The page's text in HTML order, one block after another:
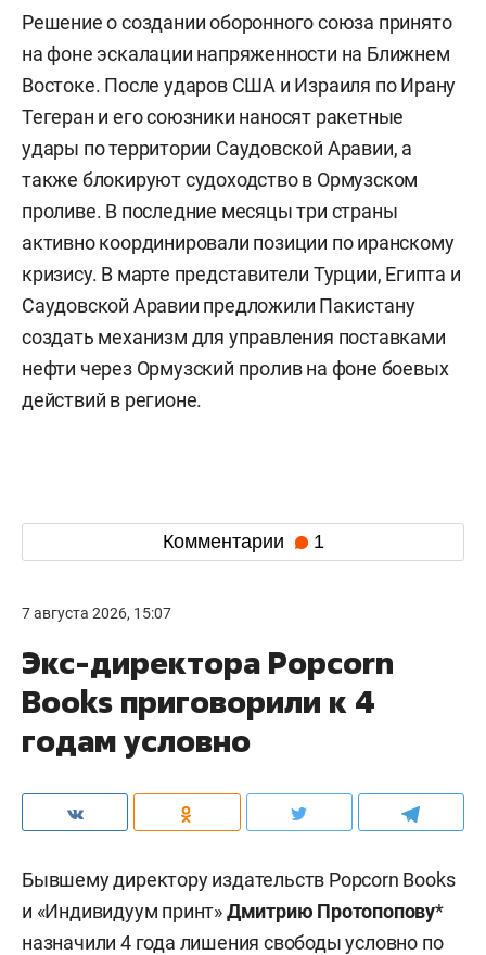
Решение о создании оборонного союза принято
на фоне эскалации напряженности на Ближнем
Востоке. После ударов США и Израиля по Ирану
Тегеран и его союзники наносят ракетные
удары по территории Саудовской Аравии, а
также блокируют судоходство в Ормузском
проливе. В последние месяцы три страны
активно координировали позиции по иранскому
кризису. В марте представители Турции, Египта и
Саудовской Аравии предложили Пакистану
создать механизм для управления поставками
нефти через Ормузский пролив на фоне боевых
действий в регионе.
Комментарии 1
7 августа 2026, 15:07
Экс-директора Popcorn
Books приговорили к 4
годам условно
Бывшему директору издательств Popcorn Books
и «Индивидуум принт»Дмитрию Протопопову*
назначили 4 года лишения свободы условно по